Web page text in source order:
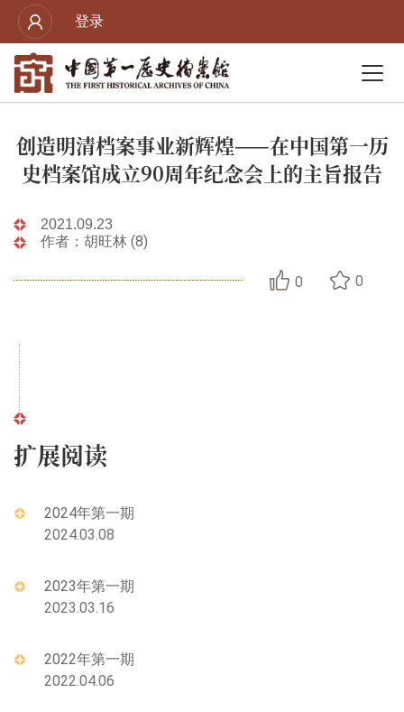
登录
创造明清档案事业新辉煌——在中国第一历
史档案馆成立90周年纪念会上的主旨报告
2021.09.23
作者：胡旺林 (8)
0 0
扩展阅读
2024年第一期
2024.03.08
2023年第一期
2023.03.16
2022年第一期
2022.04.06